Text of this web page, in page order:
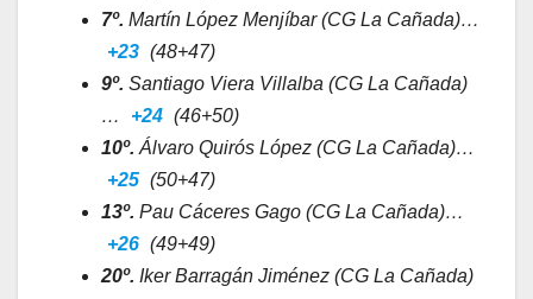
7º. Martín López Menjíbar (CG La Cañada)…
+23 (48+47)
9º. Santiago Viera Villalba (CG La Cañada)
…
+24 (46+50)
10º. Álvaro Quirós López (CG La Cañada)…
+25 (50+47)
13º. Pau Cáceres Gago (CG La Cañada)…
+26 (49+49)
20º. Iker Barragán Jiménez (CG La Cañada)